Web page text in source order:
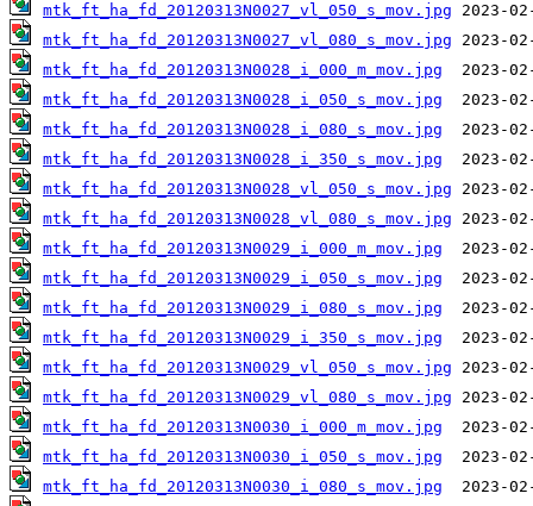
mtk_ft_ha_fd_20120313N0027_vl_050_s_mov.jpg
mtk_ft_ha_fd_20120313N0027_vl_080_s_mov.jpg
mtk_ft_ha_fd_20120313N0028_i_000_m_mov.jpg
mtk_ft_ha_fd_20120313N0028_i_050_s_mov.jpg
mtk_ft_ha_fd_20120313N0028_i_080_s_mov.jpg
mtk_ft_ha_fd_20120313N0028_i_350_s_mov.jpg
mtk_ft_ha_fd_20120313N0028_vl_050_s_mov.jpg
mtk_ft_ha_fd_20120313N0028_vl_080_s_mov.jpg
mtk_ft_ha_fd_20120313N0029_i_000_m_mov.jpg
mtk_ft_ha_fd_20120313N0029_i_050_s_mov.jpg
mtk_ft_ha_fd_20120313N0029_i_080_s_mov.jpg
mtk_ft_ha_fd_20120313N0029_i_350_s_mov.jpg
mtk_ft_ha_fd_20120313N0029_vl_050_s_mov.jpg
mtk_ft_ha_fd_20120313N0029_vl_080_s_mov.jpg
mtk_ft_ha_fd_20120313N0030_i_000_m_mov.jpg
mtk_ft_ha_fd_20120313N0030_i_050_s_mov.jpg
mtk_ft_ha_fd_20120313N0030_i_080_s_mov.jpg